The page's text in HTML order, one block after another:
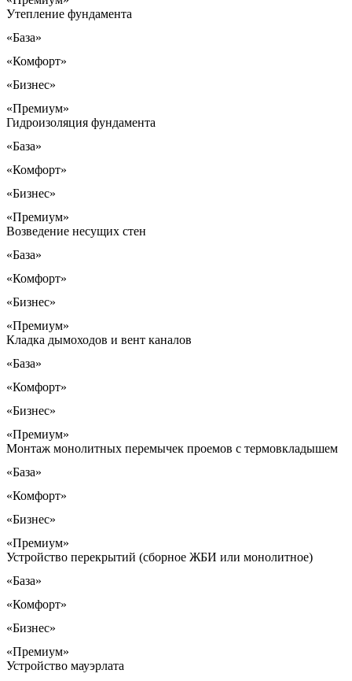
Утепление фундамента
«База»
«Комфорт»
«Бизнес»
«Премиум»
Гидроизоляция фундамента
«База»
«Комфорт»
«Бизнес»
«Премиум»
Возведение несущих стен
«База»
«Комфорт»
«Бизнес»
«Премиум»
Кладка дымоходов и вент каналов
«База»
«Комфорт»
«Бизнес»
«Премиум»
Монтаж монолитных перемычек проемов с термовкладышем
«База»
«Комфорт»
«Бизнес»
«Премиум»
Устройство перекрытий (сборное ЖБИ или монолитное)
«База»
«Комфорт»
«Бизнес»
«Премиум»
Устройство мауэрлата